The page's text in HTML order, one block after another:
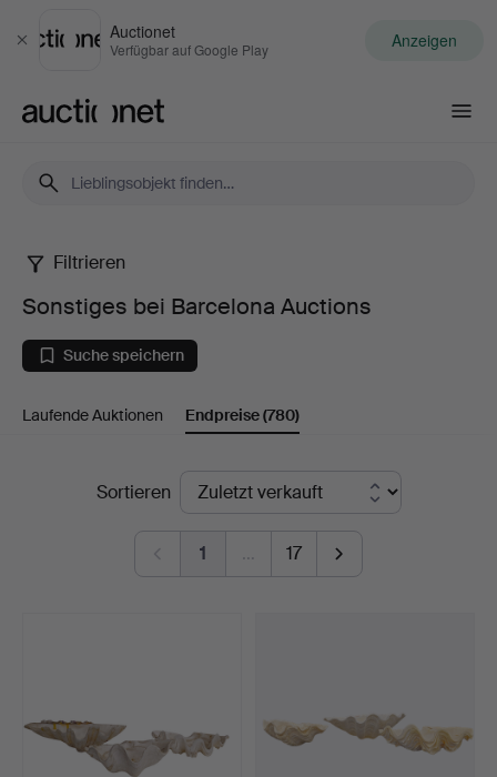
Schließen
Auctionet
Verfügbar auf Google Play Anzeigen
Sonstiges
bei
Barcelona
Auctions
Filtrieren
Sonstiges bei Barcelona Auctions
Suche speichern
Laufende Auktionen Endpreise(780)
EndpreiseSortieren
1 … 17